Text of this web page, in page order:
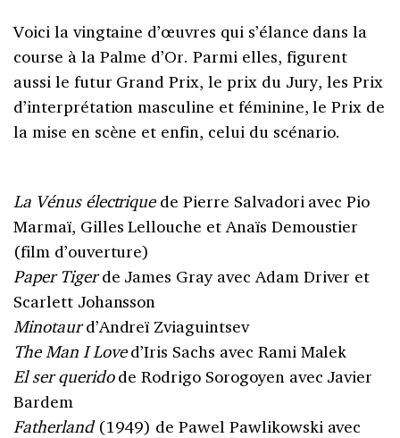
Voici la vingtaine d’œuvres qui s’élance dans la
course à la Palme d’Or. Parmi elles, figurent
aussi le futur Grand Prix, le prix du Jury, les Prix
d’interprétation masculine et féminine, le Prix de
la mise en scène et enfin, celui du scénario.
La Vénus électriquede Pierre Salvadori avec Pio
Marmaï, Gilles Lellouche et Anaïs Demoustier
(film d’ouverture)
Paper Tigerde James Gray avec Adam Driver et
Scarlett Johansson
Minotaurd’Andreï Zviaguintsev
The Man I Loved’Iris Sachs avec Rami Malek
El ser queridode Rodrigo Sorogoyen avec Javier
Bardem
Fatherland(1949) de Pawel Pawlikowski avec